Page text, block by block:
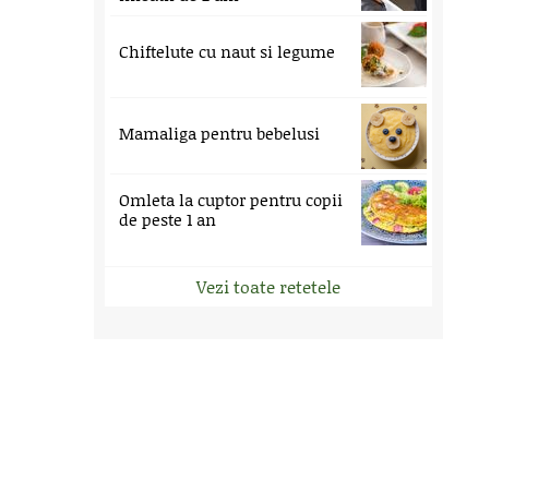
Chiftelute cu naut si legume
Mamaliga pentru bebelusi
Omleta la cuptor pentru copii
de peste 1 an
Vezi toate retetele